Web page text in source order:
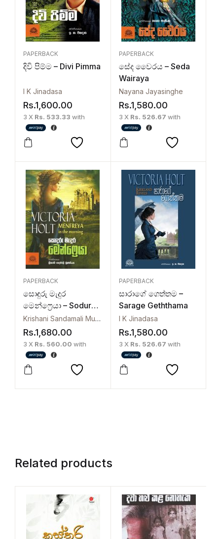
PAPERBACK
දිවි පිම්ම – Divi Pimma
I K Jinadasa
Rs.1,600.00
3 X Rs. 533.33 with
PAPERBACK
සේද වෛරය – Seda
Wairaya
Nayana Jayasinghe
Rs.1,580.00
3 X Rs. 526.67 with
PAPERBACK
සොඳුරු මැදුර
මෙන්ෆ්‍රෙයා – Soduru
Madura Menfreya
Krishani Sandamali Munasinghe
Rs.1,680.00
3 X Rs. 560.00 with
PAPERBACK
සාරාගේ ගෙත්තම –
Sarage Geththama
I K Jinadasa
Rs.1,580.00
3 X Rs. 526.67 with
Related products